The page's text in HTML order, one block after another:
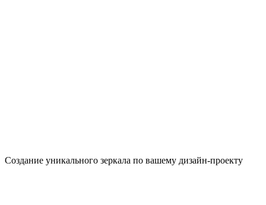
Создание уникального зеркала по вашему дизайн-проекту